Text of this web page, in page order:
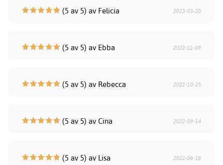
(5 av 5) av Felicia 2023-03-20
(5 av 5) av Ebba 2022-11-09
(5 av 5) av Rebecca 2022-10-25
(5 av 5) av Cina 2022-09-14
(5 av 5) av Lisa 2022-08-18